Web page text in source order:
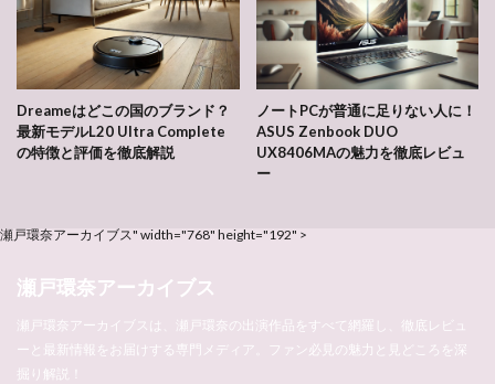
Dreameはどこの国のブランド？
最新モデルL20 Ultra Complete
の特徴と評価を徹底解説
ノートPCが普通に足りない人に！
ASUS Zenbook DUO
UX8406MAの魅力を徹底レビュ
ー
瀬戸環奈アーカイブス" width="768" height="192" >
瀬戸環奈アーカイブス
瀬戸環奈アーカイブスは、瀬戸環奈の出演作品をすべて網羅し、徹底レビュ
ーと最新情報をお届けする専門メディア。ファン必見の魅力と見どころを深
掘り解説！